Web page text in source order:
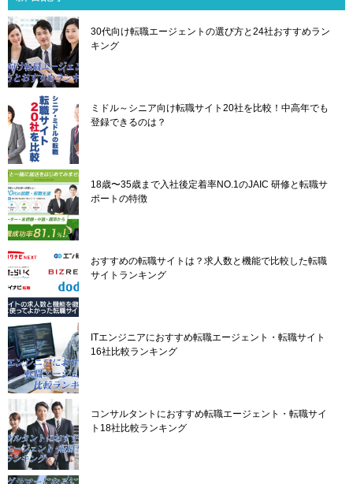
ー
シ
ョ
ン
30代向け転職エージェントの選び方と24社おすすめラン
キング
ミドル～シニア向け転職サイト20社を比較！中高年でも
登録できるのは？
18歳〜35歳まで入社後定着率NO.1のJAIC 研修と転職サ
ポートの特徴
おすすめの転職サイトは？求人数と機能で比較した転職
サイトランキング
ITエンジニアにおすすめ転職エージェント・転職サイト
16社比較ランキング
コンサルタントにおすすめ転職エージェント・転職サイ
ト18社比較ランキング